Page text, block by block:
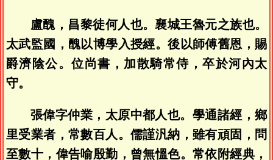
盧醜，昌黎徒何人也。襄城王魯元之族也。
太武監國，醜以博學入授經。後以師傅舊恩，賜
爵濟陰公。位尚書，加散騎常侍，卒於河內太
守。
張偉字仲業，太原中都人也。學通諸經，鄉
里受業者，常數百人。儒謹汎納，雖有頑固，問
至數十，偉告喻殷勤，曾無慍色。常依附經典，